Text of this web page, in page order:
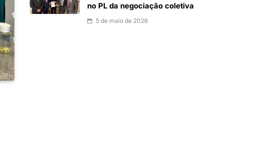
no PL da negociação coletiva
5 de maio de 2026